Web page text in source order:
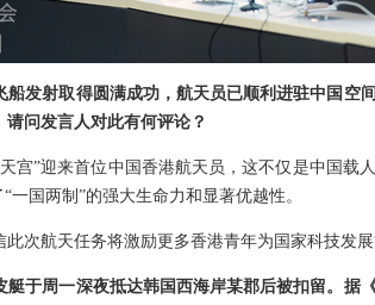
发射取得圆满成功，航天员已顺利进驻中国空
问发言人对此有何评论？
宫”迎来首位中国香港航天员，这不仅是中国载
一国两制”的强大生命力和显著优越性。
次航天任务将激励更多香港青年为国家科技发展
艇于周一深夜抵达韩国西海岸某郡后被扣留。据